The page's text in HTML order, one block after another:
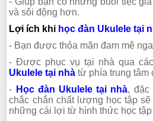
và sôi động hơn.
Lợi ích khi học đàn Ukulele tại
- Bạn được thỏa mãn đam mê
- Được phục vụ tại nhà qua các
Ukulele tại nhà từ phía trung tâm
- Học đàn Ukulele tại nhà, đặc
chắc chắn chất lượng học tập
những cái lợi từ hình thức học tập